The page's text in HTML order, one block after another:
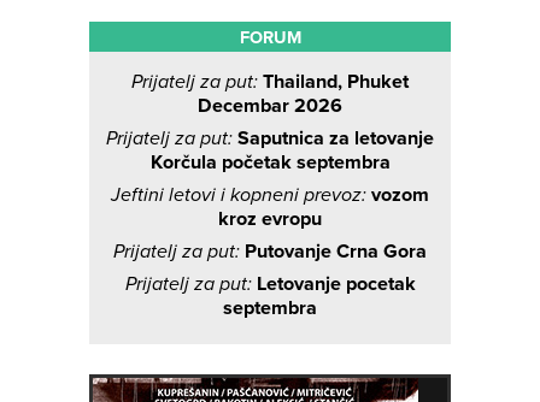
FORUM
Prijatelj za put: Thailand, Phuket
Decembar 2026
Prijatelj za put: Saputnica za letovanje
Korčula početak septembra
Jeftini letovi i kopneni prevoz: vozom
kroz evropu
Prijatelj za put: Putovanje Crna Gora
Prijatelj za put: Letovanje pocetak
septembra